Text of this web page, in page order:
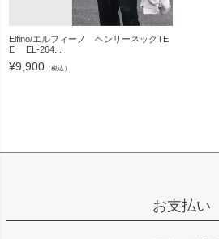
Elfino/エルフィーノ ヘンリーネックTE
E EL-264...
¥9,900 （税込）
お支払い